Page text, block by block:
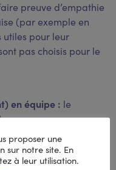
preuve d’empathie
(par exemple en
utiles pour leur
pas choisis pour le
en équipe : le
processus
, des clients et des
de tête doivent être
proposer une
sur notre site. En
à leur utilisation.